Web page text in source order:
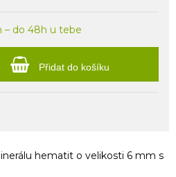
– do 48h u tebe
Přidat do košíku
hematit o velikosti 6 mm s